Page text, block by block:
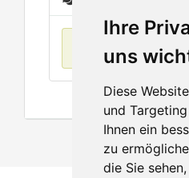
Ihre
uns
Diese
und
Ihnen ein
zu
die Sie